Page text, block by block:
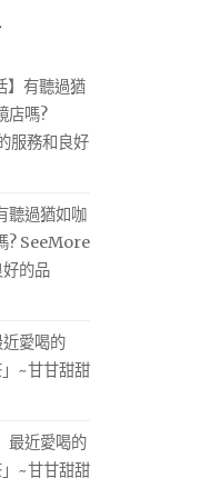
】有聽過猶
店嗎?
服務和良好
聽過猶如咖
? SeeMore
的品
近愛喝的
~甘甘甜甜
最近愛喝的
~甘甘甜甜